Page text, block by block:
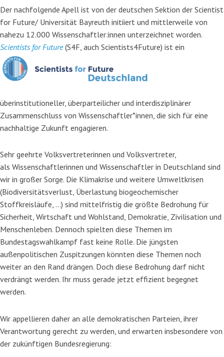
Der nachfolgende Apell ist von der deutschen Sektion der Scientist
for Future/ Universität Bayreuth initiiert und mittlerweile von
nahezu 12.000 Wissenschaftler:innen unterzeichnet worden.
Scientists for Future(S4F, auch Scientists4Future) ist ein
überinstitutioneller, überparteilicher und interdisziplinärer
Zusammenschluss von Wissenschaftler*innen, die sich für eine
nachhaltige Zukunft engagieren.
Sehr geehrte Volksvertreterinnen und Volksvertreter,
als Wissenschaftlerinnen und Wissenschaftler in Deutschland sind
wir in großer Sorge. Die Klima­krise und weitere Umweltkrisen
(Biodiversitätsverlust, Überlastung biogeochemischer
Stoffkreisläu­fe, …) sind mittelfristig die größte Bedrohung für
Sicherheit, Wirtschaft und Wohlstand, Demokratie, Zivilisation und
Menschenleben. Dennoch spielten diese Themen im
Bundestagswahlkampf fast keine Rolle. Die jüngsten
außenpolitischen Zuspitzungen könnten diese Themen noch
weiter an den Rand drängen. Doch diese Bedrohung darf nicht
verdrängt werden. Ihr muss gerade jetzt effi­zient begegnet
werden.
Wir appellieren daher an alle demokratischen Parteien, ihrer
Verantwortung gerecht zu werden, und erwarten insbesondere von
der zukünftigen Bundesregierung: